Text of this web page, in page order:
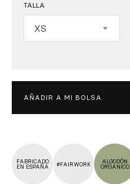
TALLA
XS
AÑADIR A MI BOLSA
FABRICADO
EN ESPAÑA
#FAIRWORK
ALGODÓN
ORGANICO